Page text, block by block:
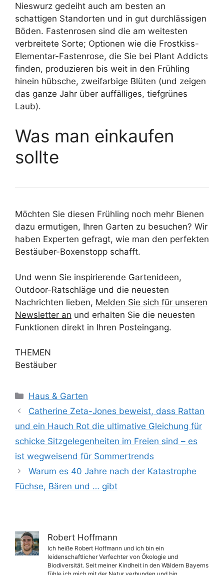
Nieswurz gedeiht auch am besten an
schattigen Standorten und in gut durchlässigen
Böden. Fastenrosen sind die am weitesten
verbreitete Sorte; Optionen wie die Frostkiss-
Elementar-Fastenrose, die Sie bei Plant Addicts
finden, produzieren bis weit in den Frühling
hinein hübsche, zweifarbige Blüten (und zeigen
das ganze Jahr über auffälliges, tiefgrünes
Laub).
Was man einkaufen
sollte
Möchten Sie diesen Frühling noch mehr Bienen
dazu ermutigen, Ihren Garten zu besuchen? Wir
haben Experten gefragt, wie man den perfekten
Bestäuber-Boxenstopp schafft.
Und wenn Sie inspirierende Gartenideen,
Outdoor-Ratschläge und die neuesten
Nachrichten lieben, Melden Sie sich für unseren
Newsletter an und erhalten Sie die neuesten
Funktionen direkt in Ihren Posteingang.
THEMEN
Bestäuber
Kategorien
Haus & Garten
Catherine Zeta-Jones beweist, dass Rattan
und ein Hauch Rot die ultimative Gleichung für
schicke Sitzgelegenheiten im Freien sind – es
ist wegweisend für Sommertrends
Warum es 40 Jahre nach der Katastrophe
Füchse, Bären und … gibt
Robert Hoffmann
Ich heiße Robert Hoffmann und ich bin ein
leidenschaftlicher Verfechter von Ökologie und
Biodiversität. Seit meiner Kindheit in den Wäldern Bayerns